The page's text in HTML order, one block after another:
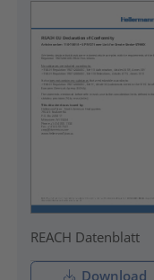
REACH Datenblatt
Download